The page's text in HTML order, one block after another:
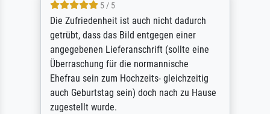
5 / 5
Die Zufriedenheit ist auch nicht dadurch
getrübt, dass das Bild entgegen einer
angegebenen Lieferanschrift (sollte eine
Überraschung für die normannische
Ehefrau sein zum Hochzeits- gleichzeitig
auch Geburtstag sein) doch nach zu Hause
zugestellt wurde.